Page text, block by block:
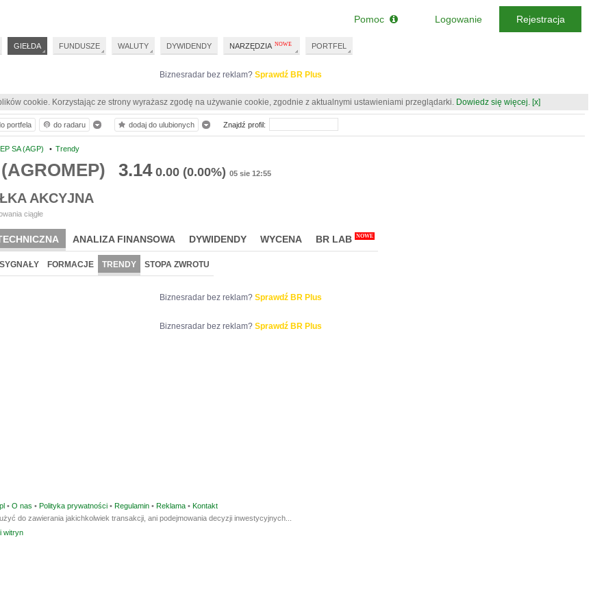
Biznesradar bez reklam? Sprawdź BR Plus
cookie. Korzystając ze strony wyrażasz zgodę na używanie cookie, zgodnie z aktualnymi ustawieniami przeglądarki. Dowiedz się więcej. [x]
SA (AGP) • Trendy
3.14 0.00 (0.00%) 05 sie 12:55
AKCYJNA
ciągłe
ANALIZA FINANSOWA DYWIDENDY WYCENA BR LAB NOWE
SYGNAŁY FORMACJE TRENDY STOPA ZWROTU
Biznesradar bez reklam? Sprawdź BR Plus
Biznesradar bez reklam? Sprawdź BR Plus
portfela do radaru dodaj do ulubionych Znajdź profil:
GIEŁDA FUNDUSZE WALUTY DYWIDENDY NARZĘDZIA PORTFEL
Pomoc Logowanie Rejestracja
• O nas • Polityka prywatności • Regulamin • Reklama • Kontakt
do zawierania jakichkolwiek transakcji, ani podejmowania decyzji inwestycyjnych...
witryn